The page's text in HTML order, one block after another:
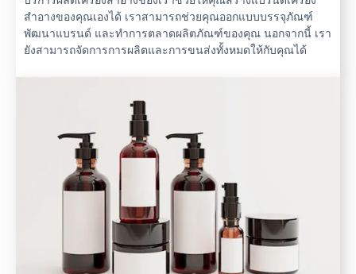
สำอางของคุณเองได้ เราสามารถช่วยคุณออกแบบบรรจุภัณฑ์
พัฒนาแบรนด์ และทำการตลาดผลิตภัณฑ์ของคุณ นอกจากนี้ เรา
ยังสามารถจัดการการผลิตและการขนส่งทั้งหมดให้กับคุณได้